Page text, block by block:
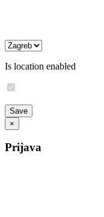
Is location enabled
×
Prijava